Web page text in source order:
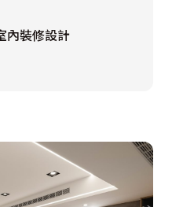
的電視主牆。另外，落地
升整體空間的俐落感。
板， 內崁LED燈條的設
。廚房採用黑色鋁框搭配
屜收納，並運用床頭櫃避
量收納。
內裝修設計